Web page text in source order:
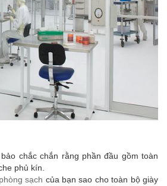
chắc chắn rằng phần đầu gồm toàn
phủ kín.
sạch của bạn sao cho toàn bộ giày